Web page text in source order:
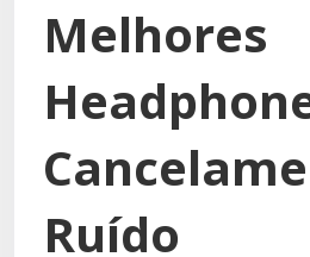
Melhores
Ruído